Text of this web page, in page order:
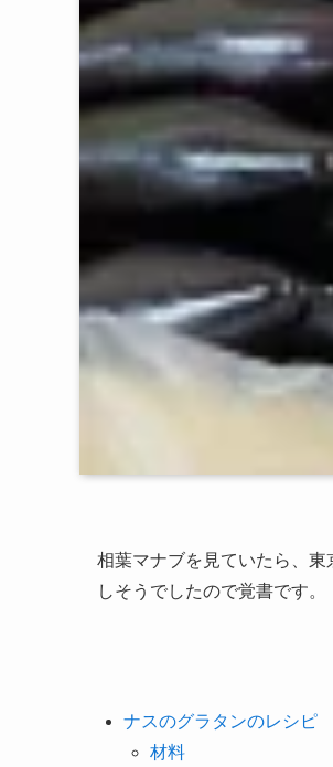
相葉マナブを見ていたら、
しそうでしたので覚書です。
ナスのグラタンのレシピ
材料